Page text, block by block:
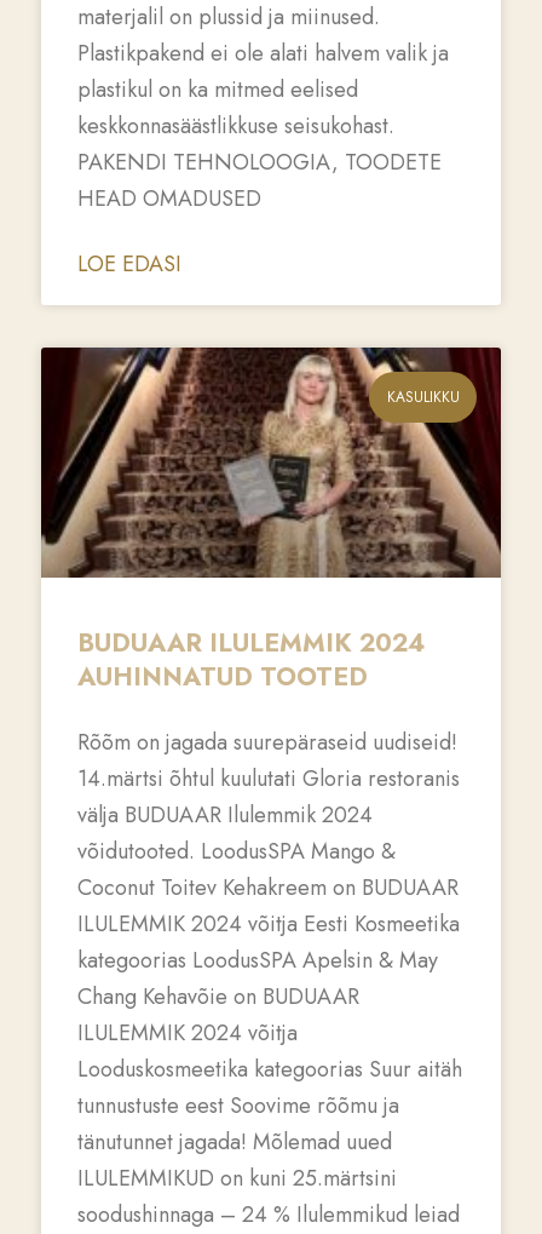
materjalil on plussid ja miinused.
Plastikpakend ei ole alati halvem valik ja
plastikul on ka mitmed eelised
keskkonnasäästlikkuse seisukohast.
PAKENDI TEHNOLOOGIA, TOODETE
HEAD OMADUSED
LOE EDASI
KASULIKKU
BUDUAAR ILULEMMIK 2024
AUHINNATUD TOOTED
Rõõm on jagada suurepäraseid uudiseid!
14.märtsi õhtul kuulutati Gloria restoranis
välja BUDUAAR Ilulemmik 2024
võidutooted. LoodusSPA Mango &
Coconut Toitev Kehakreem on BUDUAAR
ILULEMMIK 2024 võitja Eesti Kosmeetika
kategoorias LoodusSPA Apelsin & May
Chang Kehavõie on BUDUAAR
ILULEMMIK 2024 võitja
Looduskosmeetika kategoorias Suur aitäh
tunnustuste eest Soovime rõõmu ja
tänutunnet jagada! Mõlemad uued
ILULEMMIKUD on kuni 25.märtsini
soodushinnaga – 24 % Ilulemmikud leiad